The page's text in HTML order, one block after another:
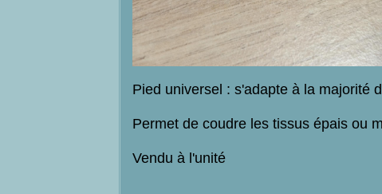
Pied universel : s'adapte à la majorité
Permet de coudre les tissus épais ou
Vendu à l'unité